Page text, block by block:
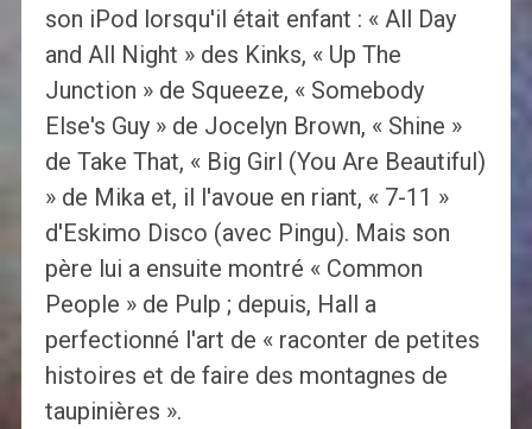
son iPod lorsqu'il était enfant : « All Day
and All Night » des Kinks, « Up The
Junction » de Squeeze, « Somebody
Else's Guy » de Jocelyn Brown, « Shine »
de Take That, « Big Girl (You Are Beautiful)
» de Mika et, il l'avoue en riant, « 7-11 »
d'Eskimo Disco (avec Pingu). Mais son
père lui a ensuite montré « Common
People » de Pulp ; depuis, Hall a
perfectionné l'art de « raconter de petites
histoires et de faire des montagnes de
taupinières ».